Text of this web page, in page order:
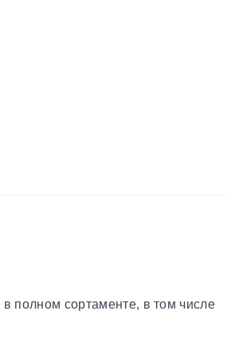
полном сортаменте, в том числе